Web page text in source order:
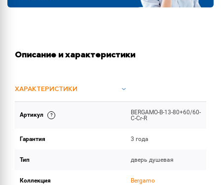
Описание и характеристики
ХАРАКТЕРИСТИКИ
ОБЪЕМ ПОСТАВКИ
Артикул
BERGAMO-B-13-80+60/60-
C-Cr-R
Гарантия 3 года
Тип дверь душевая
Коллекция Bergamo